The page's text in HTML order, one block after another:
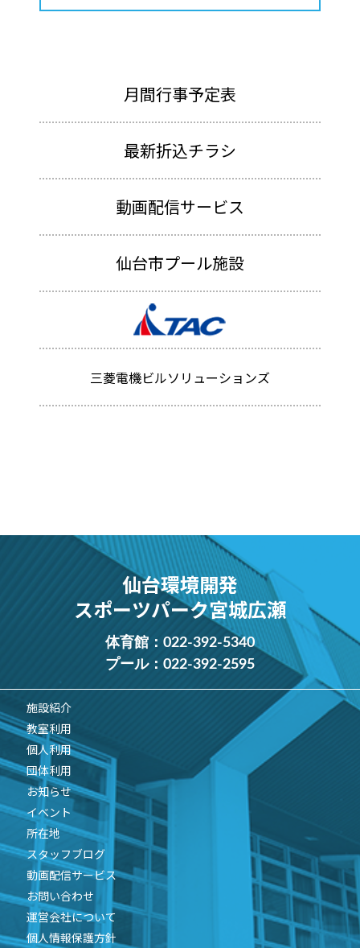
月間行事予定表
最新折込チラシ
動画配信サービス
仙台市プール施設
三菱電機ビルソリューションズ
仙台環境開発
スポーツパーク宮城広瀬
体育館： 022-392-5340
プール： 022-392-2595
施設紹介
教室利用
個人利用
団体利用
お知らせ
イベント
所在地
スタッフブログ
動画配信サービス
お問い合わせ
運営会社について
個人情報保護方針